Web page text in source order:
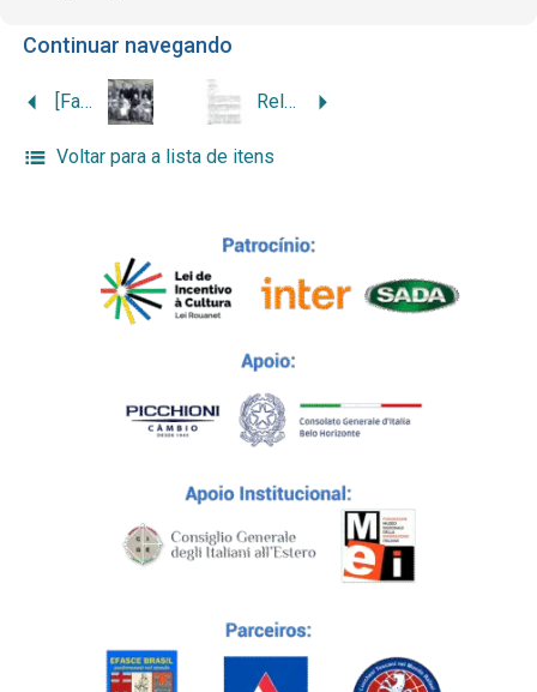
Continuar navegando
[Família Casarotto] Relato pessoal de Cícero Landri
Voltar para a lista de itens